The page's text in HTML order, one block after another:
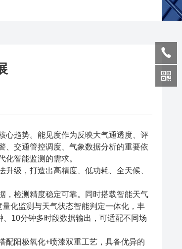
趋势。能见度作为反映大气通透度、评
、交通管控调度、气象数据分析的重要依
智能监测的需求。
级，打造出高精度、低功耗、全天候、
检测精度稳定可靠。同时搭载智能天气
化监测与天气状态智能判定一体化，丰
10分钟多时段数据输出，可适配不同场
阳极氧化+喷漆双重工艺，具备优异的